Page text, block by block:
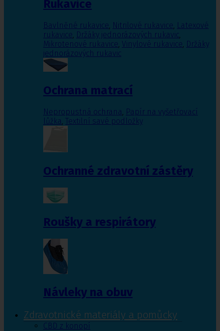
Rukavice
Bavlněné rukavice, Nitrilové rukavice, Latexové
rukavice, Držáky jednorázových rukavic,
Mikrotenové rukavice, Vinylové rukavice, Držáky
jednorázových rukavic
Ochrana matrací
Nepropustná ochrana, Papír na vyšetřovací
lůžka, Textilní savé podložky
Ochranné zdravotní zástěry
Roušky a respirátory
Návleky na obuv
Zdravotnické materiály a pomůcky
CBD z konopí